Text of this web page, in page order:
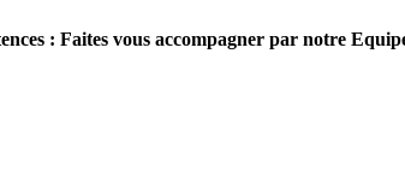
: Faites vous accompagner par notre